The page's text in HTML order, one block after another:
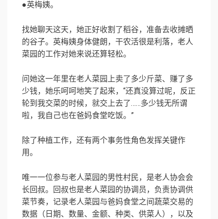
●英梅姨。
找她聊天这天，她正好收割了稻谷，准备去收摊晒
的谷子。英梅姨身体健朗，干农活很是利落，老人
菜园的工作对她来说还算轻松。
问她这一年里在老人菜园上卖了多少斤菜、赚了多
少钱，她乐呵呵地笑了起来，“还真没算过呢，反正
轮到我交菜的时候，就交上去了……多少钱无所谓
啦，我自己也在爸妈食堂吃饭。”
除了种植工作，还有两个事务性角色发挥关键作
用。
唯一一位参与老人菜园的男性村民，是老人协会会
长回叔。回叔也是老人菜园的协调员，负责协调供
菜节奏，记录老人菜园与爸妈食堂之间蔬菜交易的
数据（日期、数量、金额、种类、供菜人），以及